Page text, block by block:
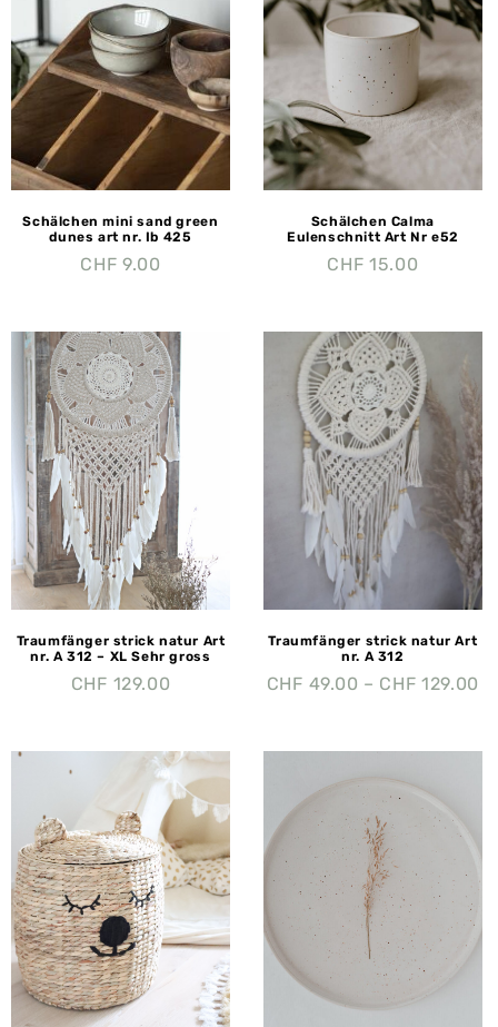
Schälchen mini sand green
dunes art nr. Ib 425
CHF 9.00
Schälchen Calma
Eulenschnitt Art Nr e52
CHF 15.00
Traumfänger strick natur Art
nr. A 312 – XL Sehr gross
CHF 129.00
Traumfänger strick natur Art
nr. A 312
CHF 49.00 – CHF 129.00